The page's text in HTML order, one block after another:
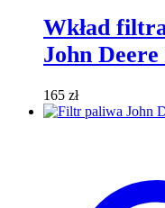
Wkład
John Deere
165 zł